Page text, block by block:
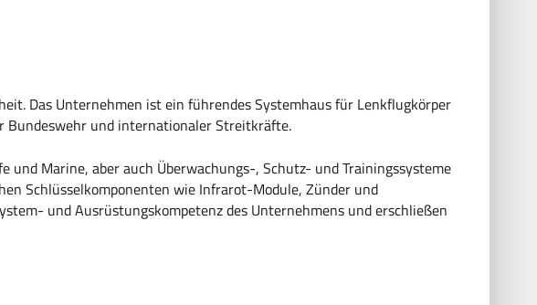
Das Unternehmen ist ein führendes Systemhaus für Lenkflugkörper
Bundeswehr und internationaler Streitkräfte.
Marine, aber auch Überwachungs-, Schutz- und Trainingssysteme
Schlüsselkomponenten wie Infrarot-Module, Zünder und
und Ausrüstungskompetenz des Unternehmens und erschließen